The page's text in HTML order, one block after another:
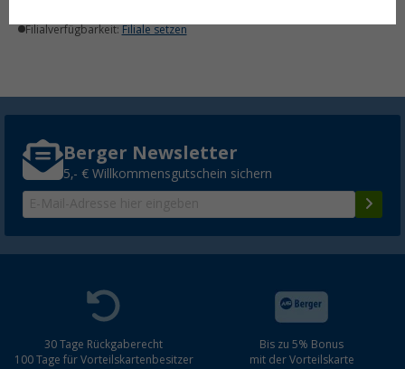
Filialverfügbarkeit: Filiale setzen
Berger Newsletter
5,- € Willkommensgutschein sichern
30 Tage Rückgaberecht
100 Tage für Vorteilskartenbesitzer
Bis zu 5% Bonus
mit der Vorteilskarte